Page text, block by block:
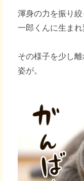
渾身の力を振り
一郎くんに生ま
その様子を少し
姿が。